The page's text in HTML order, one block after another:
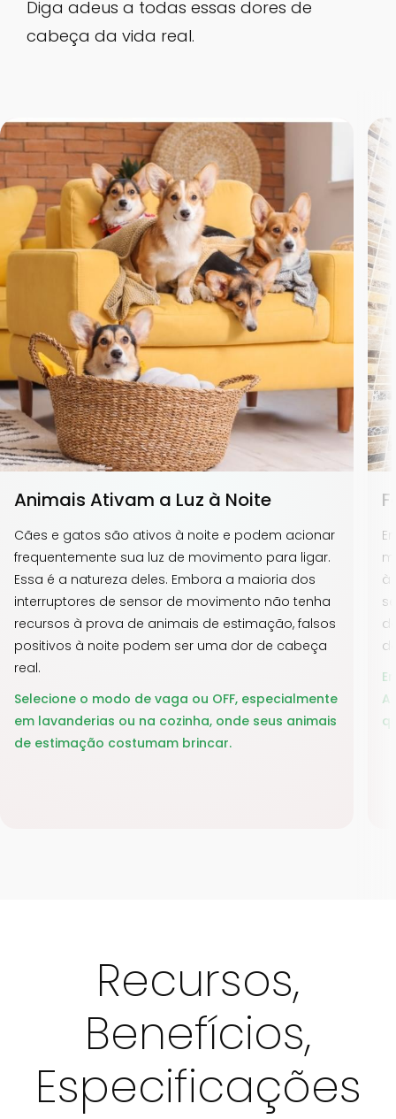
Diga adeus a todas essas dores de
cabeça da vida real.
Animais Ativam a Luz à Noite
Cães e gatos são ativos à noite e podem acionar
frequentemente sua luz de movimento para ligar.
Essa é a natureza deles. Embora a maioria dos
interruptores de sensor de movimento não tenha
recursos à prova de animais de estimação, falsos
positivos à noite podem ser uma dor de cabeça
real.
Selecione o modo de vaga ou OFF, especialmente
em lavanderias ou na cozinha, onde seus animais
de estimação costumam brincar.
à
Recursos,
Benefícios,
Especificações